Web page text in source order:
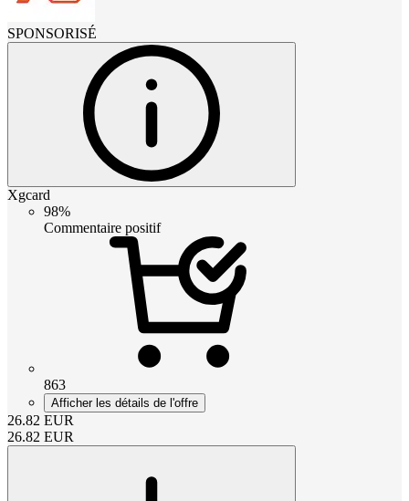
SPONSORISÉ
Xgcard
98%
Commentaire positif
863
Afficher les détails de l'offre
26.82 EUR
26.82 EUR